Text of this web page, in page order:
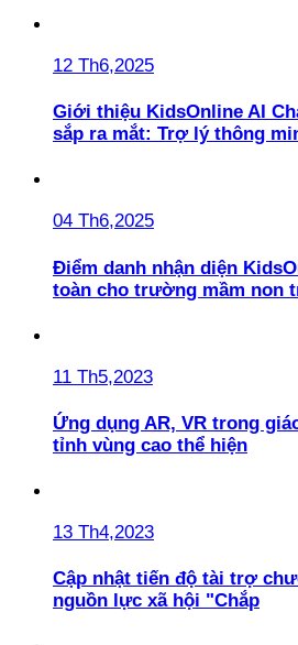
12 Th6,2025
Giới thiệu KidsOnline AI
sắp ra mắt: Trợ lý thông
04 Th6,2025
Điểm danh nhận diện
toàn cho trường mầm non
11 Th5,2023
Ứng dụng AR, VR trong
tỉnh vùng cao thể hiện
13 Th4,2023
Cập nhật tiến độ tài trợ
nguồn lực xã hội "Chắp